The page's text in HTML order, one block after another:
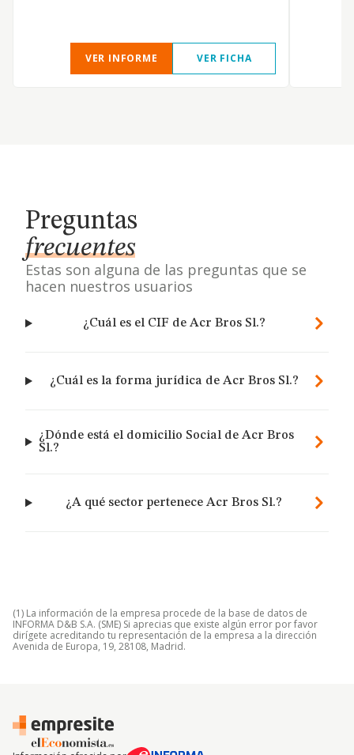
VER INFORME VER FICHA
Preguntas
frecuentes
Estas son alguna de las preguntas que se
hacen nuestros usuarios
¿Cuál es el CIF de Acr Bros Sl.?
¿Cuál es la forma jurídica de Acr Bros Sl.?
¿Dónde está el domicilio Social de Acr Bros
Sl.?
¿A qué sector pertenece Acr Bros Sl.?
(1) La información de la empresa procede de la base de datos de
INFORMA D&B S.A. (SME) Si aprecias que existe algún error por favor
dirígete acreditando tu representación de la empresa a la dirección
Avenida de Europa, 19, 28108, Madrid.